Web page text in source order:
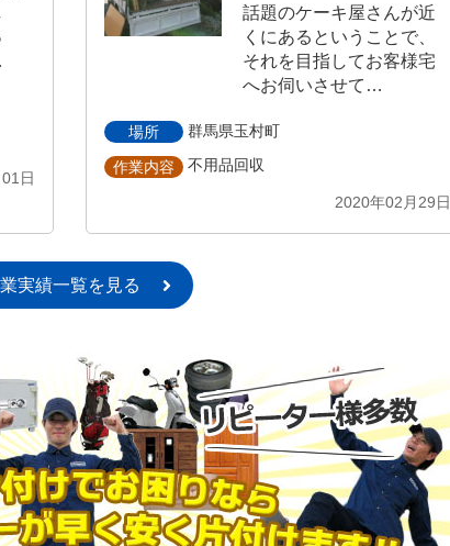
日
話題のケーキ屋さんが近
くにあるということで、
それを目指してお客様宅
へお伺いさせて…
場所 群馬県玉村町
作業内容 不用品回収
2020年02月29日
実績一覧を見る